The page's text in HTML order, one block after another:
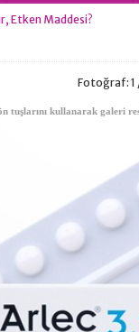
Etken Maddesi?
Fotoğraf: 1
tuşlarını kullanarak galeri